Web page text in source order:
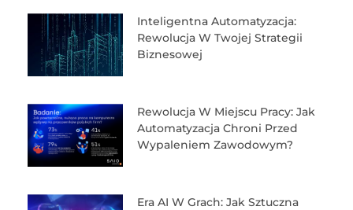
Inteligentna Automatyzacja:
Rewolucja W Twojej Strategii
Biznesowej
Rewolucja W Miejscu Pracy: Jak
Automatyzacja Chroni Przed
Wypaleniem Zawodowym?
Era AI W Grach: Jak Sztuczna